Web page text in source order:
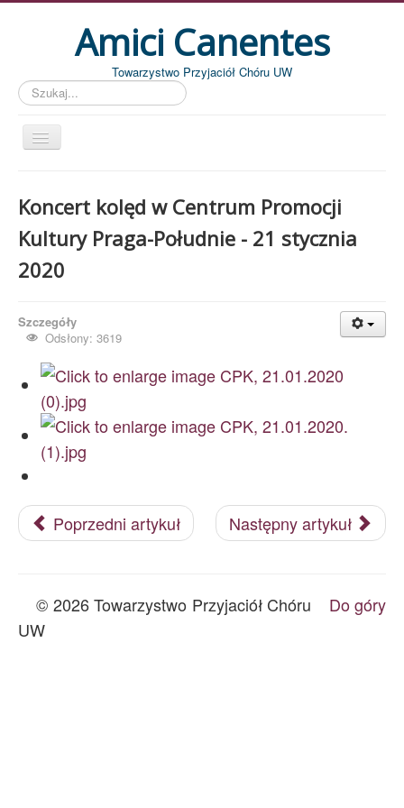
Amici Canentes
Towarzystwo Przyjaciół Chóru UW
Szukaj...
Aktualności
Wydarzenia
Koncerty
Pożegnania
Zdjęcia
Dyrygenci
Archiwum
O nas
Kontakt
Koncert kolęd w Centrum Promocji
Kultury Praga-Południe - 21 stycznia
2020
Szczegóły
Odsłony: 3619
Poprzedni artykuł Następny artykuł
Do góry
© 2026 Towarzystwo Przyjaciół Chóru
UW